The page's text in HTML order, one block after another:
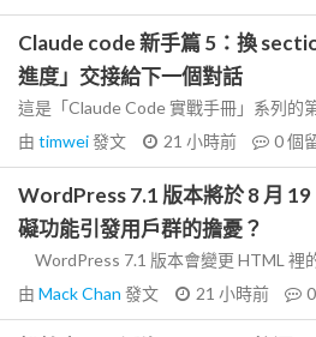
Claude code 新手篇 5：換
進度」交接給下一個對話
這是「Claude Code 實戰手冊」系列的
由 timwei發文 21 小時前 0個
WordPress 7.1 版本將於 8 月
礙功能引發用戶群的擔憂？
WordPress 7.1 版本會變更 HTML 裡
由 Mack Chan 發文 21 小時前 0